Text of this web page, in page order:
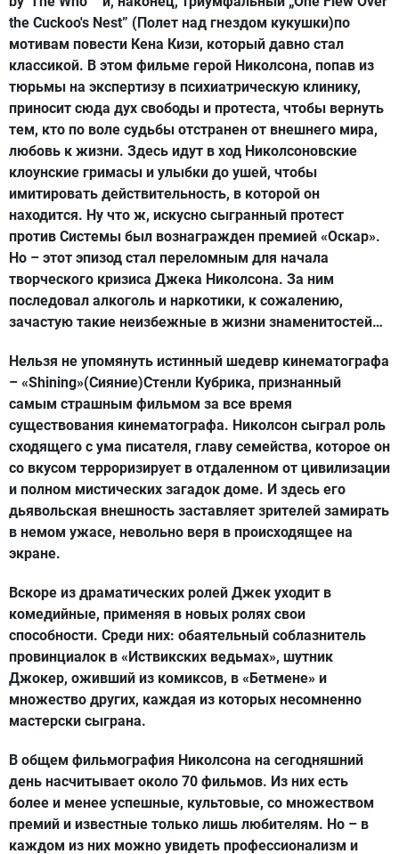
the Cuckoo's Nest” (Полет над гнездом кукушки)по
мотивам повести Кена Кизи, который давно стал
классикой. В этом фильме герой Николсона, попав из
тюрьмы на экспертизу в психиатрическую клинику,
приносит сюда дух свободы и протеста, чтобы вернуть
тем, кто по воле судьбы отстранен от внешнего мира,
любовь к жизни. Здесь идут в ход Николсоновские
клоунские гримасы и улыбки до ушей, чтобы
имитировать действительность, в которой он
находится. Ну что ж, искусно сыгранный протест
против Системы был вознагражден премией «Оскар».
Но – этот эпизод стал переломным для начала
творческого кризиса Джека Николсона. За ним
последовал алкоголь и наркотики, к сожалению,
зачастую такие неизбежные в жизни знаменитостей…
Нельзя не упомянуть истинный шедевр кинематографа
– «Shining»(Сияние)Стенли Кубрика, признанный
самым страшным фильмом за все время
существования кинематографа. Николсон сыграл роль
сходящего с ума писателя, главу семейства, которое он
со вкусом терроризирует в отдаленном от цивилизации
и полном мистических загадок доме. И здесь его
дьявольская внешность заставляет зрителей замирать
в немом ужасе, невольно веря в происходящее на
экране.
Вскоре из драматических ролей Джек уходит в
комедийные, применяя в новых ролях свои
способности. Среди них: обаятельный соблазнитель
провинциалок в «Иствикских ведьмах», шутник
Джокер, оживший из комиксов, в «Бетмене» и
множество других, каждая из которых несомненно
мастерски сыграна.
В общем фильмография Николсона на сегодняшний
день насчитывает около 70 фильмов. Из них есть
более и менее успешные, культовые, со множеством
премий и известные только лишь любителям. Но – в
каждом из них можно увидеть профессионализм и